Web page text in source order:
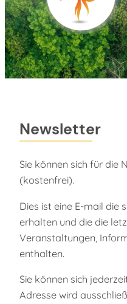
Newsletter
Sie können sich für die
(kostenfrei).
Dies ist eine E-mail die
erhalten und die die
Veranstaltungen,
enthalten.
Sie können sich
Adresse wird